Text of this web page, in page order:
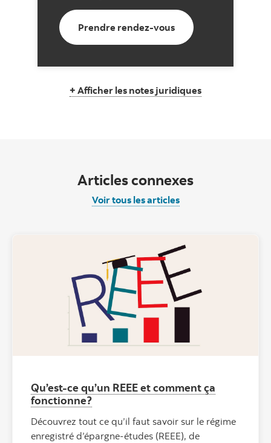
Prendre rendez-vousPrendre rendez-vous
Afficher les notes juridiques
Articles connexes
Voir tous les articles
Qu’est-ce qu’un REEE et comment ça
fonctionne?
Découvrez tout ce qu’il faut savoir sur le régime
enregistré d’épargne-études (REEE), de